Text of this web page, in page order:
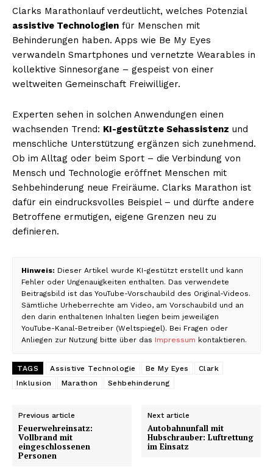
Clarks Marathonlauf verdeutlicht, welches Potenzial
assistive Technologien für Menschen mit
Behinderungen haben. Apps wie Be My Eyes
verwandeln Smartphones und vernetzte Wearables in
kollektive Sinnesorgane – gespeist von einer
weltweiten Gemeinschaft Freiwilliger.
Experten sehen in solchen Anwendungen einen
wachsenden Trend: KI-gestützte Sehassistenz und
menschliche Unterstützung ergänzen sich zunehmend.
Ob im Alltag oder beim Sport – die Verbindung von
Mensch und Technologie eröffnet Menschen mit
Sehbehinderung neue Freiräume. Clarks Marathon ist
dafür ein eindrucksvolles Beispiel – und dürfte andere
Betroffene ermutigen, eigene Grenzen neu zu
definieren.
Hinweis: Dieser Artikel wurde KI-gestützt erstellt und kann
Fehler oder Ungenauigkeiten enthalten. Das verwendete
Beitragsbild ist das YouTube-Vorschaubild des Original-Videos.
Sämtliche Urheberrechte am Video, am Vorschaubild und an
den darin enthaltenen Inhalten liegen beim jeweiligen
YouTube-Kanal-Betreiber (Weltspiegel). Bei Fragen oder
Anliegen zur Nutzung bitte über das Impressum kontaktieren.
TAGS Assistive Technologie Be My Eyes
Clark
Inklusion
Marathon Sehbehinderung
Previous article
Feuerwehreinsatz:
Vollbrand mit
eingeschlossenen
Personen
Next article
Autobahnunfall mit
Hubschrauber: Luftrettung
im Einsatz